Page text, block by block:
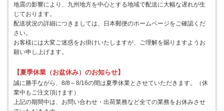
地震の影響により、九州地方を中心とする地域で配送に大幅な遅れが生
じております。
配送状況の詳細につきましては、日本郵便のホームページをご確認くだ
さい。
お客様には大変ご迷惑をお掛けいたしますが、ご理解を賜りますようお
願い申し上げます。
【夏季休業（お盆休み）のお知らせ】
誠に勝手ながら、8/8～8/16の間は夏季休業とさせていただきます。（休
業中もご注文頂けます）
上記の期間中は、お問い合わせ・出荷業務など全ての業務をお休みさせ